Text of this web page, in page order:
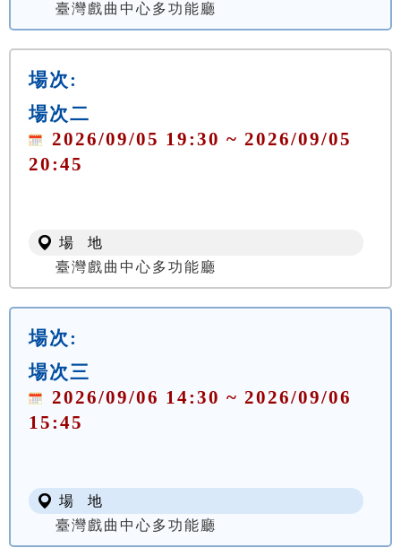
臺灣戲曲中心多功能廳
場次:
場次二
2026/09/05 19:30 ~ 2026/09/05
20:45
場 地
臺灣戲曲中心多功能廳
場次:
場次三
2026/09/06 14:30 ~ 2026/09/06
15:45
場 地
臺灣戲曲中心多功能廳